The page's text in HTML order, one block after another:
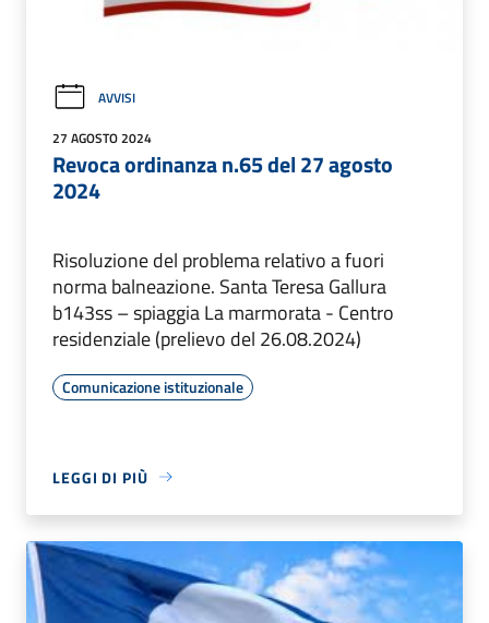
AVVISI
27 AGOSTO 2024
Revoca ordinanza n.65 del 27 agosto
2024
Risoluzione del problema relativo a fuori
norma balneazione. Santa Teresa Gallura
b143ss – spiaggia La marmorata - Centro
residenziale (prelievo del 26.08.2024)
Comunicazione istituzionale
LEGGI DI PIÙ